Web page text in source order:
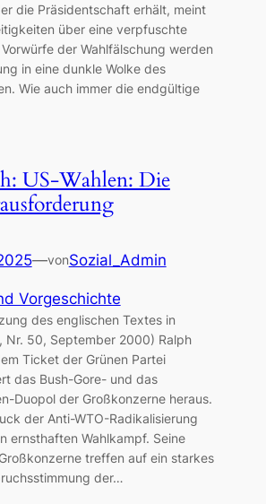
die Präsidentschaft erhält, meint
über eine verpfuschte
der Wahlfälschung werden
in eine dunkle Wolke des
Wie auch immer die endgültige
US-Wahlen: Die
—vonSozial_Admin
Vorgeschichte
des englischen Textes in
Nr. 50, September 2000) Ralph
Ticket der Grünen Partei
das Bush-Gore- und das
Duopol der Großkonzerne heraus.
der Anti-WTO-Radikalisierung
ernsthaften Wahlkampf. Seine
treffen auf ein starkes
der…